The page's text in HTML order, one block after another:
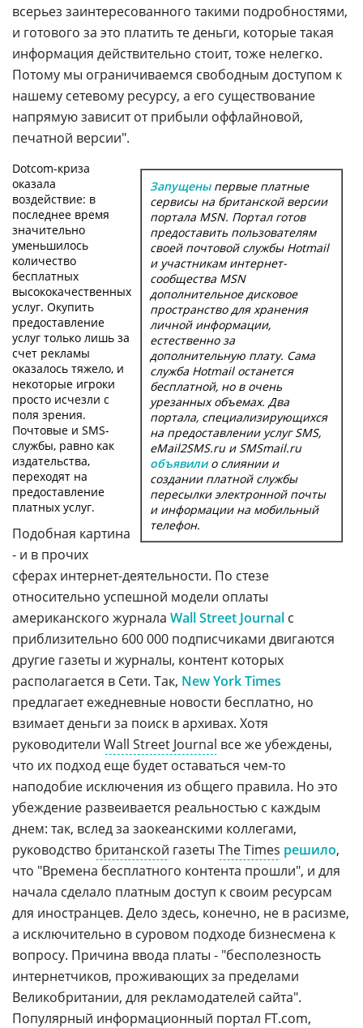
всерьез заинтересованного такими подробностями,
и готового за это платить те деньги, которые такая
информация действительно стоит, тоже нелегко.
Потому мы ограничиваемся свободным доступом к
нашему сетевому ресурсу, а его существование
напрямую зависит от прибыли оффлайновой,
печатной версии".
Запущеныпервые платные
сервисы на британской версии
портала MSN. Портал готов
предоставить пользователям
своей почтовой службы Hotmail
и участникам интернет-
сообщества MSN
дополнительное дисковое
пространство для хранения
личной информации,
естественно за
дополнительную плату. Сама
служба Hotmail останется
бесплатной, но в очень
урезанных объемах. Два
портала, специализирующихся
на предоставлении услуг SMS,
eMail2SMS.ru и SMSmail.ru
объявилио слиянии и
создании платной службы
пересылки электронной почты
и информации на мобильный
телефон.
Dotcom-криза
оказала
воздействие: в
последнее время
значительно
уменьшилось
количество
бесплатных
высококачественных
услуг. Окупить
предоставление
услуг только лишь за
счет рекламы
оказалось тяжело, и
некоторые игроки
просто исчезли с
поля зрения.
Почтовые и SMS-
службы, равно как
издательства,
переходят на
предоставление
платных услуг.
Подобная картина
- и в прочих
сферах интернет-деятельности. По стезе
относительно успешной модели оплаты
американского журнала Wall Street Journal с
приблизительно 600 000 подписчиками двигаются
другие газеты и журналы, контент которых
располагается в Сети. Так, New York Times
предлагает ежедневные новости бесплатно, но
взимает деньги за поиск в архивах. Хотя
руководители Wall Street Journal все же убеждены,
что их подход еще будет оставаться чем-то
наподобие исключения из общего правила. Но это
убеждение развеивается реальностью с каждым
днем: так, вслед за заокеанскими коллегами,
руководство британской газеты The Times решило,
что "Времена бесплатного контента прошли", и для
начала сделало платным доступ к своим ресурсам
для иностранцев. Дело здесь, конечно, не в расизме,
а исключительно в суровом подходе бизнесмена к
вопросу. Причина ввода платы - "бесполезность
интернетчиков, проживающих за пределами
Великобритании, для рекламодателей сайта".
Популярный информационный портал FT.com,